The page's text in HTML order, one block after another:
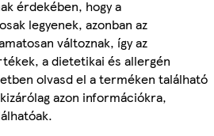
érdekében, hogy a
legyenek, azonban az
változnak, így az
a dietetikai és allergén
olvasd el a terméken található
azon információkra,